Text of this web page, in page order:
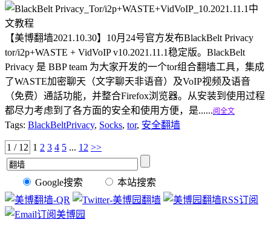
【美博翻墙2021.10.30】10月24号官方发布BlackBelt Privacy
tor/i2p+WASTE + VidVoIP v10.2021.11.1稳定版。BlackBelt
Privacy 是 BBP team 为大家开发的一个tor组合翻墙工具，集成
了WASTE加密聊天（文字聊天非语音）及VoIP视频及语音
（免费）通話功能，并整合Firefox浏览器。从安装到使用过程
都尽力考虑到了各方面的安全和使用方便，是......阅全文
Tags: BlackBeltPrivacy, Socks, tor, 安全翻墙
1 / 12 1 2 3 4 5 ... 12 >>
Google搜索 本站搜索